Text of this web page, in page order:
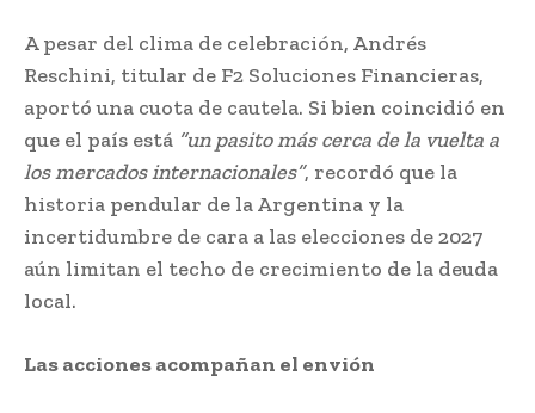
A pesar del clima de celebración, Andrés
Reschini, titular de F2 Soluciones Financieras,
aportó una cuota de cautela. Si bien coincidió en
que el país está “un pasito más cerca de la vuelta a
los mercados internacionales”, recordó que la
historia pendular de la Argentina y la
incertidumbre de cara a las elecciones de 2027
aún limitan el techo de crecimiento de la deuda
local.
Las acciones acompañan el envión